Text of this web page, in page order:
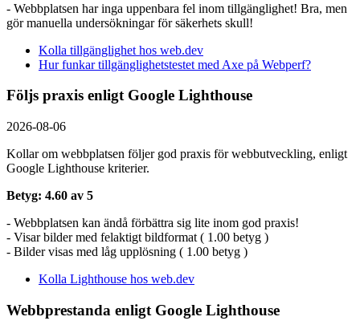
- Webbplatsen har inga uppenbara fel inom tillgänglighet! Bra, men
gör manuella undersökningar för säkerhets skull!
Kolla tillgänglighet hos web.dev
Hur funkar tillgänglighetstestet med Axe på Webperf?
Följs praxis enligt Google Lighthouse
2026-08-06
Kollar om webbplatsen följer god praxis för webbutveckling, enligt
Google Lighthouse kriterier.
Betyg: 4.60 av 5
- Webbplatsen kan ändå förbättra sig lite inom god praxis!
- Visar bilder med felaktigt bildformat ( 1.00 betyg )
- Bilder visas med låg upplösning ( 1.00 betyg )
Kolla Lighthouse hos web.dev
Webbprestanda enligt Google Lighthouse